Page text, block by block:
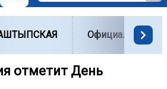
Официально
отметит День